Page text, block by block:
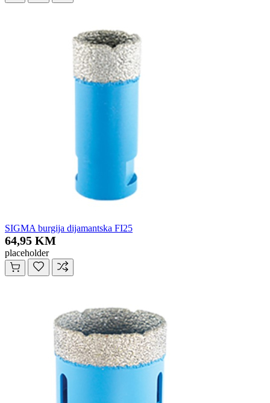
SIGMA burgija dijamantska FI25
64,95 KM
placeholder